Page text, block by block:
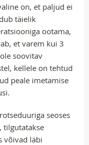
on, et paljud ei
täielik
ootama,
et varem kui 3
soovitav
kellele on tehtud
peale imetamise
seoses
tilgutatakse
võivad läbi